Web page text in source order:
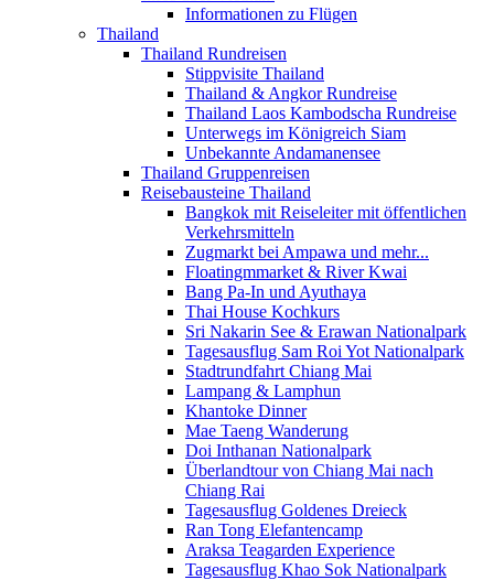
Informationen zu Flügen
Thailand
Thailand Rundreisen
Stippvisite Thailand
Thailand & Angkor Rundreise
Thailand Laos Kambodscha Rundreise
Unterwegs im Königreich Siam
Unbekannte Andamanensee
Thailand Gruppenreisen
Reisebausteine Thailand
Bangkok mit Reiseleiter mit öffentlichen
Verkehrsmitteln
Zugmarkt bei Ampawa und mehr...
Floatingmmarket & River Kwai
Bang Pa-In und Ayuthaya
Thai House Kochkurs
Sri Nakarin See & Erawan Nationalpark
Tagesausflug Sam Roi Yot Nationalpark
Stadtrundfahrt Chiang Mai
Lampang & Lamphun
Khantoke Dinner
Mae Taeng Wanderung
Doi Inthanan Nationalpark
Überlandtour von Chiang Mai nach
Chiang Rai
Tagesausflug Goldenes Dreieck
Ran Tong Elefantencamp
Araksa Teagarden Experience
Tagesausflug Khao Sok Nationalpark